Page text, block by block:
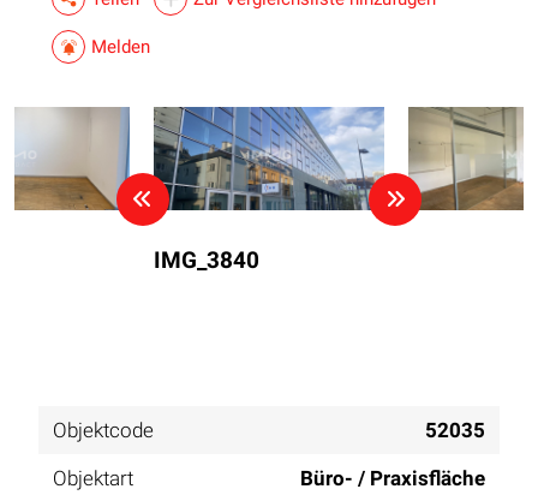
Melden
IMG_3840
Objektcode
52035
Objektart
Büro- / Praxisfläche